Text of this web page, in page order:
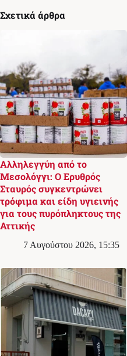
Σχετικά άρθρα
Αλληλεγγύη από το
Μεσολόγγι: Ο Ερυθρός
Σταυρός συγκεντρώνει
τρόφιμα και είδη υγιεινής
για τους πυρόπληκτους της
Αττικής
7 Αυγούστου 2026, 15:35